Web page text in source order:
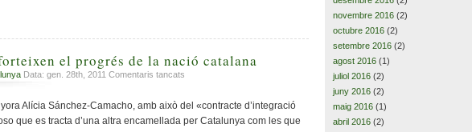
el progrés de la nació catalana
Data: gen. 28th, 2011 Comentaris tancats
emigrants
enforteixen
el
Alícia Sánchez-Camacho, amb això del «contracte d’integració
que es tracta d’una altra encamellada per Catalunya com les que
novembre 2016 (2)
octubre 2016 (2)
setembre 2016 (2)
agost 2016 (1)
juliol 2016 (2)
juny 2016 (2)
maig 2016 (1)
abril 2016 (2)